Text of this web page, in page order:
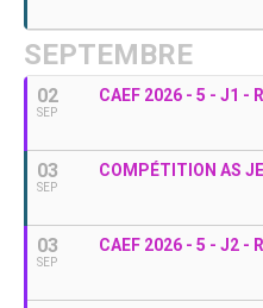
SEPTEMBRE
02
SEP
CAEF 2026 - 5 - J1 -
03
SEP
COMPÉTITION AS
03
SEP
CAEF 2026 - 5 - J2 -